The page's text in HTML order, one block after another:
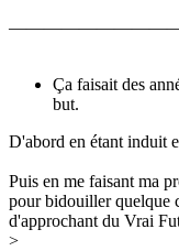
Ça faisait des
but.
D'abord en étant induit
Puis en me faisant ma
pour bidouiller quelque
d'approchant du Vrai
>